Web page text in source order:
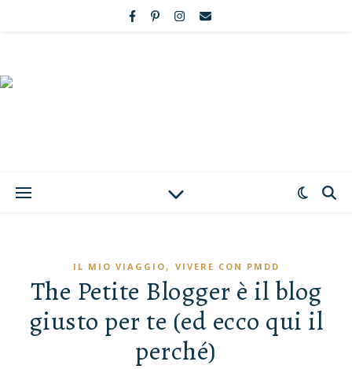
IL MIO VIAGGIO , VIVERE CON PMDD
The Petite Blogger è il blog
giusto per te (ed ecco qui il
perché)